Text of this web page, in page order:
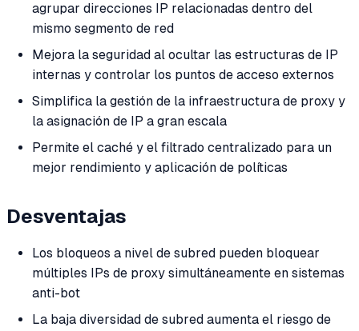
agrupar direcciones IP relacionadas dentro del
mismo segmento de red
Mejora la seguridad al ocultar las estructuras de IP
internas y controlar los puntos de acceso externos
Simplifica la gestión de la infraestructura de proxy y
la asignación de IP a gran escala
Permite el caché y el filtrado centralizado para un
mejor rendimiento y aplicación de políticas
Desventajas
Los bloqueos a nivel de subred pueden bloquear
múltiples IPs de proxy simultáneamente en sistemas
anti-bot
La baja diversidad de subred aumenta el riesgo de